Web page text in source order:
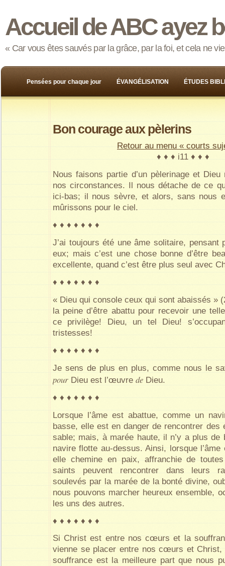
Accueil de ABC ayez
« Car vous êtes sauvés par la grâce, par la foi, et cela ne
Pensées pour chaque jour ÉVANGÉLISATION ÉTUDES
Bon courage aux pèlerins
Retour au menu « courts
♦ ♦ ♦ i11 ♦ ♦ ♦
Nous faisons partie d’un pèlerinage et
nos circonstances. Il nous détache de ce
ici-bas; il nous sèvre, et alors, sans nous
mûrissons pour le ciel.
♦ ♦ ♦ ♦ ♦ ♦ ♦
J’ai toujours été une âme solitaire, pensant
eux; mais c’est une chose bonne d’être
excellente, quand c’est être plus seul avec
♦ ♦ ♦ ♦ ♦ ♦ ♦
« Dieu qui console ceux qui sont abaissés »
la peine d’être abattu pour recevoir une
ce privilège! Dieu, un tel Dieu!
tristesses!
♦ ♦ ♦ ♦ ♦ ♦ ♦
Je sens de plus en plus, comme nous le
pour Dieu est l’œuvre de Dieu.
♦ ♦ ♦ ♦ ♦ ♦ ♦
Lorsque l’âme est abattue, comme un
basse, elle est en danger de rencontrer des
sable; mais, à marée haute, il n’y a plus de
navire flotte au-dessus. Ainsi, lorsque
elle chemine en paix, affranchie de
saints peuvent rencontrer dans leurs
soulevés par la marée de la bonté divine,
nous pouvons marcher heureux ensemble,
les uns des autres.
♦ ♦ ♦ ♦ ♦ ♦ ♦
Si Christ est entre nos cœurs et la
vienne se placer entre nos cœurs et Christ,
souffrance est la meilleure part que nous